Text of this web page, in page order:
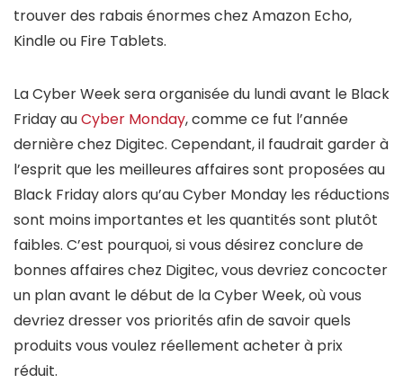
trouver des rabais énormes chez Amazon Echo,
Kindle ou Fire Tablets.
La Cyber Week sera organisée du lundi avant le Black
Friday auCyber Monday, comme ce fut l’année
dernière chez Digitec. Cependant, il faudrait garder à
l’esprit que les meilleures affaires sont proposées au
Black Friday alors qu’au Cyber Monday les réductions
sont moins importantes et les quantités sont plutôt
faibles. C’est pourquoi, si vous désirez conclure de
bonnes affaires chez Digitec, vous devriez concocter
un plan avant le début de la Cyber Week, où vous
devriez dresser vos priorités afin de savoir quels
produits vous voulez réellement acheter à prix
réduit.